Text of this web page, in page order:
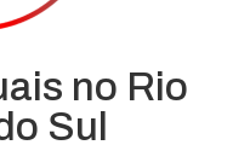
no Rio
Sul